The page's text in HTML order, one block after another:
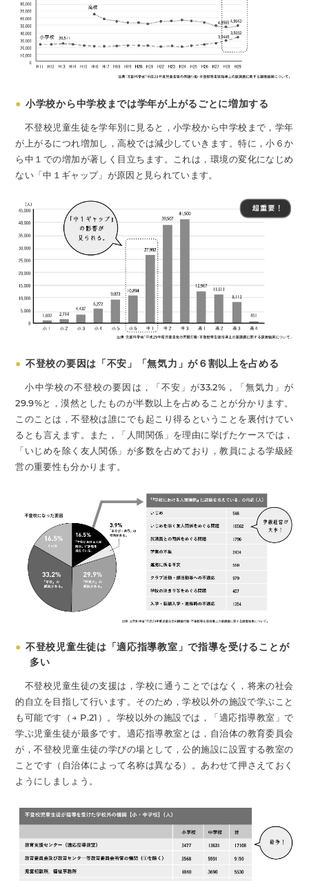
● 小学校から中学校までは学年が上がるごとに増加する
不登校児童生徒を学年別に見ると，小学校から中学校まで，学年
が上がるにつれ増加し，高校では減少していきます。特に，小６か
ら中１での増加が著しく目立ちます。これは，環境の変化になじめ
ない「中１ギャップ」が原因と見られています。
● 不登校の要因は「不安」「無気力」が６割以上を占める
小中学校の不登校の要因は，「不安」が33.2%，「無気力」が
29.9%と，漠然としたものが半数以上を占めることが分かります。
このことは，不登校は誰にでも起こり得るということを裏付けてい
るとも言えます。また，「人間関係」を理由に挙げたケースでは，
「いじめを除く友人関係」が多数を占めており，教員による学級経
営の重要性も分かります。
● 不登校児童生徒は「適応指導教室」で指導を受けることが
多い
不登校児童生徒の支援は，学校に通うことではなく，将来の社会
的自立を目指して行います。そのため，学校以外の施設で学ぶこと
も可能です（→ P.21）。学校以外の施設では，「適応指導教室」で
学ぶ児童生徒が最多です。適応指導教室とは，自治体の教育委員会
が，不登校児童生徒の学びの場として，公的施設に設置する教室の
ことです（自治体によって名称は異なる）。あわせて押さえておく
ようにしましょう。